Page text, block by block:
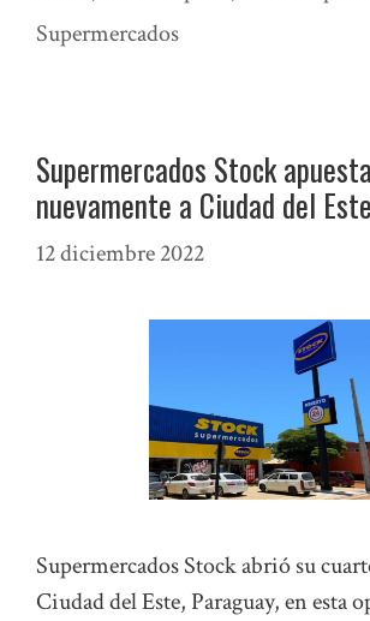
Supermercados
Supermercados Stock apuesta
nuevamente a Ciudad del Este
12 diciembre 2022
Supermercados Stock abrió su
Ciudad del Este, Paraguay, en esta